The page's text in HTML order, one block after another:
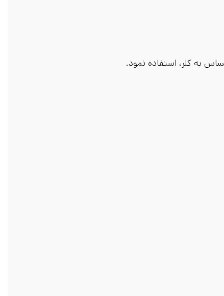
به کلر، استفاده نمود.